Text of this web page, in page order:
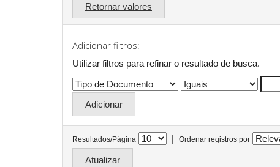
Retornar valores
Adicionar filtros:
Utilizar filtros para refinar o resultado de busca.
Resultados/Página | Ordenar registros por